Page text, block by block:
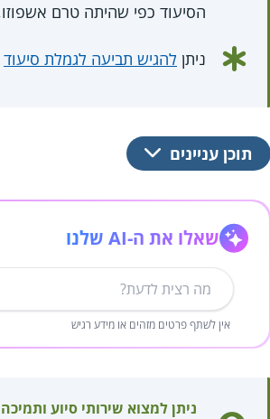
הסיעוד כפי שהיתה טרם
ניתן להגיש תביעה לגמלת סיעוד
תוכן עניינים
שאלו את ה-AI שלנו
אין לשתף פרטים מזהים או מידע רגיש
ניתן למצוא שירותי סיוע